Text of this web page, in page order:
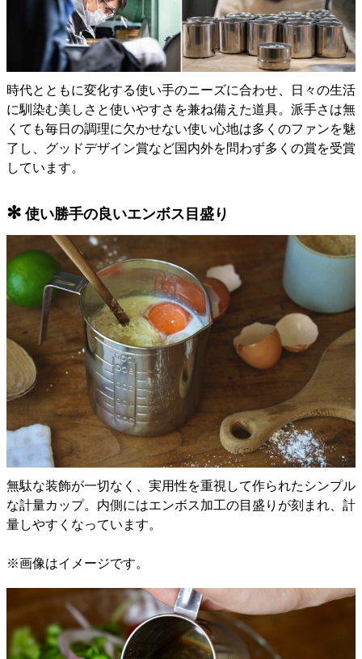
時代とともに変化する使い手のニーズに合わせ、日々の生活
に馴染む美しさと使いやすさを兼ね備えた道具。派手さは無
くても毎日の調理に欠かせない使い心地は多くのファンを魅
了し、グッドデザイン賞など国内外を問わず多くの賞を受賞
しています。
✻ 使い勝手の良いエンボス目盛り
無駄な装飾が一切なく、実用性を重視して作られたシンプル
な計量カップ。内側にはエンボス加工の目盛りが刻まれ、計
量しやすくなっています。
※画像はイメージです。